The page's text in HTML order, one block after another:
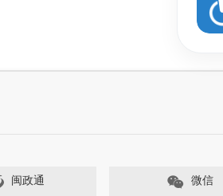
闽政通 微信